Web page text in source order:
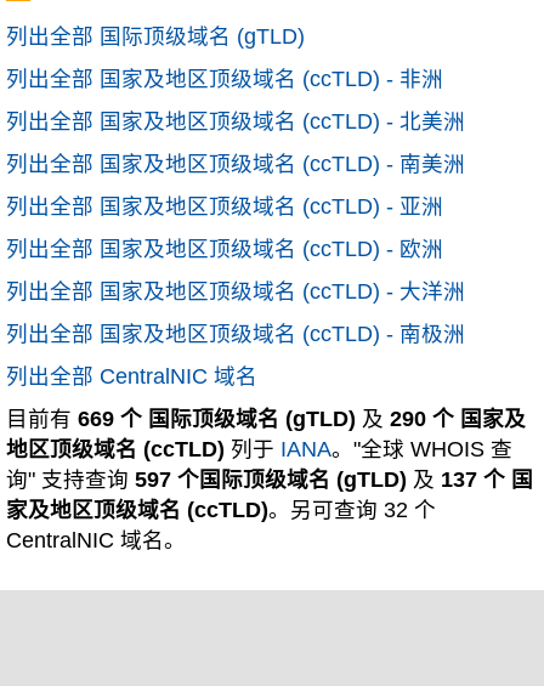
列出全部 国际顶级域名 (gTLD)
列出全部 国家及地区顶级域名 (ccTLD) - 非洲
列出全部 国家及地区顶级域名 (ccTLD) - 北美洲
列出全部 国家及地区顶级域名 (ccTLD) - 南美洲
列出全部 国家及地区顶级域名 (ccTLD) - 亚洲
列出全部 国家及地区顶级域名 (ccTLD) - 欧洲
列出全部 国家及地区顶级域名 (ccTLD) - 大洋洲
列出全部 国家及地区顶级域名 (ccTLD) - 南极洲
列出全部 CentralNIC 域名
目前有 669 个 国际顶级域名 (gTLD) 及 290 个 国家及
地区顶级域名 (ccTLD) 列于 IANA。"全球 WHOIS 查
询" 支持查询 597 个国际顶级域名 (gTLD) 及 137 个 国
家及地区顶级域名 (ccTLD)。另可查询 32 个
CentralNIC 域名。